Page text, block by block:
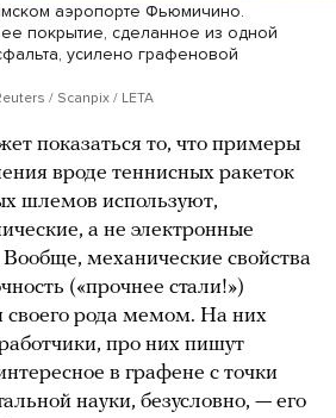
аэропорте Фьюмичино.
ее покрытие, сделанное из одной
усилено графеновой
/ Scanpix / LETA
показаться то, что примеры
вроде теннисных ракеток
шлемов используют,
а не электронные
механические свойства
(«прочнее стали!»)
своего рода мемом. На них
про них пишут
в графене с точки
науки, безусловно, — его